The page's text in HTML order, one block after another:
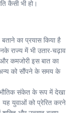
कैसी भी हो।
का प्रयास किया है
राज्य में भी उतार-चढ़ाव
और कमजोरी इस बात का
अन्य को सौंपने के समय के
भौतिक संकेत के रूप में देखा
यह युवाओं को प्रेरित करने